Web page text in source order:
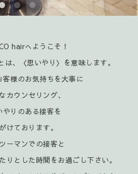
hairへようこそ！
は、〈思いやり〉を意味します。
客様のお気持ちを大事に
カウンセリング、
やりのある接客を
けております。
ーマンでの接客と
りとした時間をお過ごし下さい。